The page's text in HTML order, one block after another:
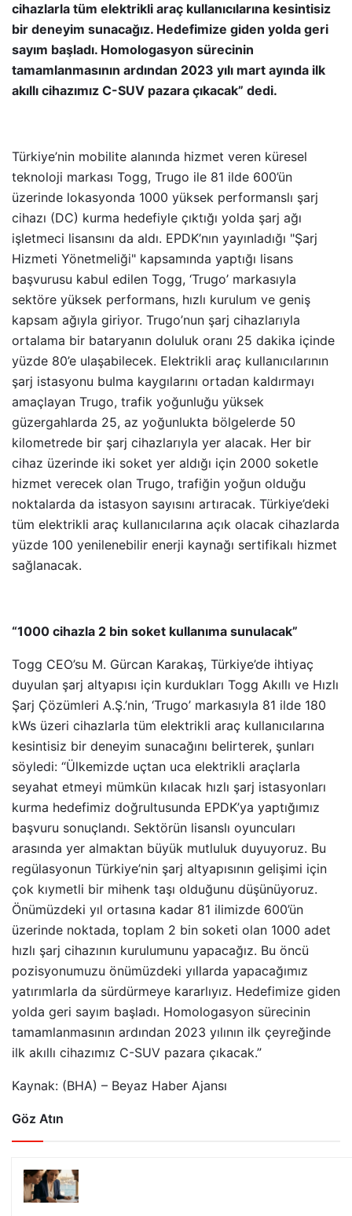
cihazlarla tüm elektrikli araç kullanıcılarına kesintisiz
bir deneyim sunacağız. Hedefimize giden yolda geri
sayım başladı. Homologasyon sürecinin
tamamlanmasının ardından 2023 yılı mart ayında ilk
akıllı cihazımız C-SUV pazara çıkacak” dedi.
Türkiye’nin mobilite alanında hizmet veren küresel
teknoloji markası Togg, Trugo ile 81 ilde 600’ün
üzerinde lokasyonda 1000 yüksek performanslı şarj
cihazı (DC) kurma hedefiyle çıktığı yolda şarj ağı
işletmeci lisansını da aldı. EPDK’nın yayınladığı "Şarj
Hizmeti Yönetmeliği" kapsamında yaptığı lisans
başvurusu kabul edilen Togg, ‘Trugo’ markasıyla
sektöre yüksek performans, hızlı kurulum ve geniş
kapsam ağıyla giriyor. Trugo’nun şarj cihazlarıyla
ortalama bir bataryanın doluluk oranı 25 dakika içinde
yüzde 80’e ulaşabilecek. Elektrikli araç kullanıcılarının
şarj istasyonu bulma kaygılarını ortadan kaldırmayı
amaçlayan Trugo, trafik yoğunluğu yüksek
güzergahlarda 25, az yoğunlukta bölgelerde 50
kilometrede bir şarj cihazlarıyla yer alacak. Her bir
cihaz üzerinde iki soket yer aldığı için 2000 soketle
hizmet verecek olan Trugo, trafiğin yoğun olduğu
noktalarda da istasyon sayısını artıracak. Türkiye’deki
tüm elektrikli araç kullanıcılarına açık olacak cihazlarda
yüzde 100 yenilenebilir enerji kaynağı sertifikalı hizmet
sağlanacak.
“1000 cihazla 2 bin soket kullanıma sunulacak”
Togg CEO’su M. Gürcan Karakaş, Türkiye’de ihtiyaç
duyulan şarj altyapısı için kurdukları Togg Akıllı ve Hızlı
Şarj Çözümleri A.Ş.’nin, ‘Trugo’ markasıyla 81 ilde 180
kWs üzeri cihazlarla tüm elektrikli araç kullanıcılarına
kesintisiz bir deneyim sunacağını belirterek, şunları
söyledi: “Ülkemizde uçtan uca elektrikli araçlarla
seyahat etmeyi mümkün kılacak hızlı şarj istasyonları
kurma hedefimiz doğrultusunda EPDK’ya yaptığımız
başvuru sonuçlandı. Sektörün lisanslı oyuncuları
arasında yer almaktan büyük mutluluk duyuyoruz. Bu
regülasyonun Türkiye’nin şarj altyapısının gelişimi için
çok kıymetli bir mihenk taşı olduğunu düşünüyoruz.
Önümüzdeki yıl ortasına kadar 81 ilimizde 600’ün
üzerinde noktada, toplam 2 bin soketi olan 1000 adet
hızlı şarj cihazının kurulumunu yapacağız. Bu öncü
pozisyonumuzu önümüzdeki yıllarda yapacağımız
yatırımlarla da sürdürmeye kararlıyız. Hedefimize giden
yolda geri sayım başladı. Homologasyon sürecinin
tamamlanmasının ardından 2023 yılının ilk çeyreğinde
ilk akıllı cihazımız C-SUV pazara çıkacak.”
Kaynak: (BHA) – Beyaz Haber Ajansı
Göz Atın